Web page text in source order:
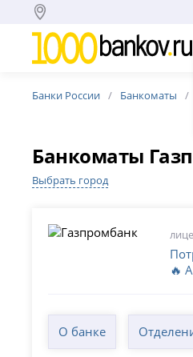
Банки России Банкоматы
Банкоматы
Выбрать город
🔥
О банке